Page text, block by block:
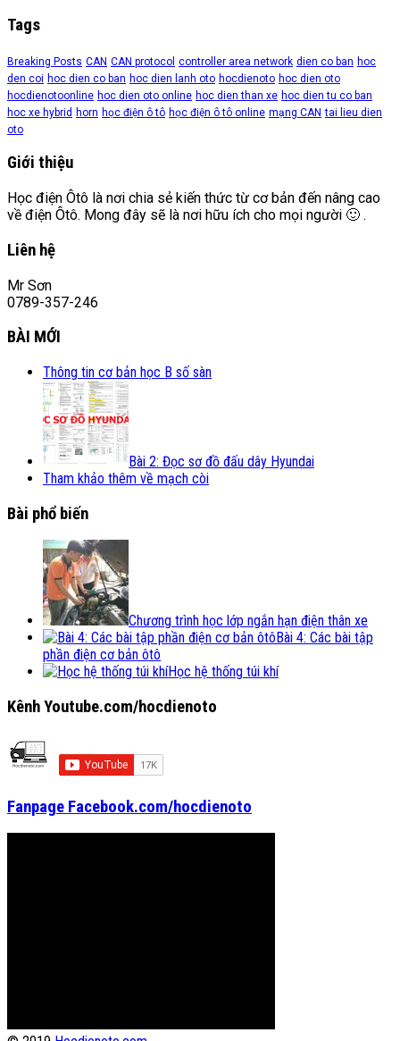
Tags
Breaking Posts CAN CAN protocol controller area network dien co ban hoc
den coi hoc dien co ban hoc dien lanh oto hocdienoto hoc dien oto
hocdienotoonline hoc dien oto online hoc dien than xe hoc dien tu co ban
hoc xe hybrid horn học điện ô tô học điện ô tô online mạng CAN tai lieu dien
oto
Giới thiệu
Học điện Ôtô là nơi chia sẻ kiến thức từ cơ bản đến nâng cao
về điện Ôtô. Mong đây sẽ là nơi hữu ích cho mọi người 🙂 .
Liên hệ
Mr Sơn
0789-357-246
BÀI MỚI
Thông tin cơ bản học B số sàn
Bài 2: Đọc sơ đồ đấu dây Hyundai
Tham khảo thêm về mạch còi
Bài phổ biến
Chương trình học lớp ngắn hạn điện thân xe
Bài 4: Các bài tập
phần điện cơ bản ôtô
Học hệ thống túi khí
Kênh Youtube.com/hocdienoto
Fanpage Facebook.com/hocdienoto